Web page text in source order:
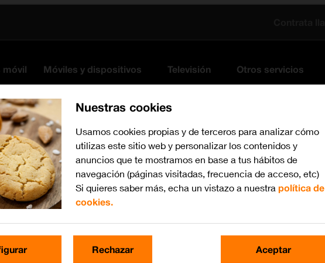
móvil Móviles y dispositivos Televisión Otros servicios
Nuestras cookies
Usamos cookies propias y de terceros para analizar cómo
utilizas este sitio web y personalizar los contenidos y
anuncios que te mostramos en base a tus hábitos de
navegación (páginas visitadas, frecuencia de acceso, etc)
Si quieres saber más, echa un vistazo a nuestra política de
cookies.
Rechazar Aceptar